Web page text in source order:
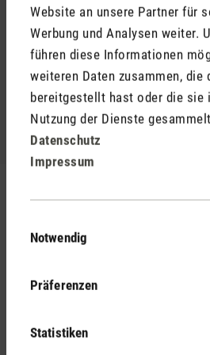
Website an unsere Partner für
Werbung und Analysen weiter.
führen diese Informationen
weiteren Daten zusammen, die
bereitgestellt hast oder die sie
Nutzung der Dienste
Datenschutz
Impressum
Notwendig
Präferenzen
Statistiken
Durchschnittliche Bewertung von
Jetzt Produkt bewerten